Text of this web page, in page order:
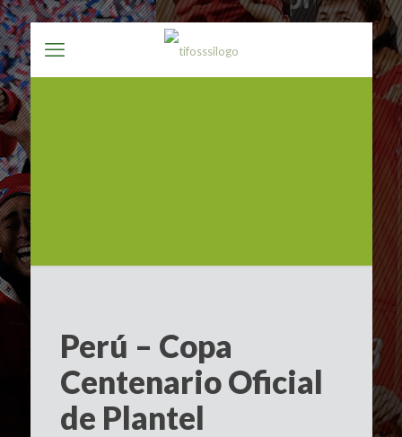
Perú – Copa
Centenario Oficial
de Plantel